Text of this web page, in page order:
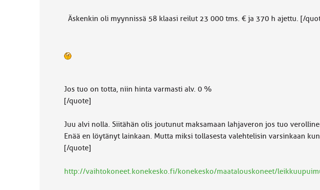
Äskenkin oli myynnissä 58 klaasi reilut 23 000 tms. € ja 370 h ajettu. [/
Jos tuo on totta, niin hinta varmasti alv. 0 %
[/quote]
Juu alvi nolla. Siitähän olis joutunut maksamaan lahjaveron jos tuo
Enää en löytänyt lainkaan. Mutta miksi tollasesta valehtelisin varsinkaan
[/quote]
http://vaihtokoneet.konekesko.fi/konekesko/maatalouskoneet/